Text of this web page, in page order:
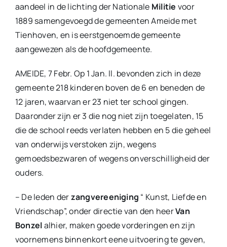
aandeel in de lichting der Nationale Militie voor
1889 samengevoegd de gemeenten Ameide met
Tienhoven, en is eerstgenoemde gemeente
aangewezen als de hoofdgemeente.
AMEIDE, 7 Febr. Op 1 Jan. ll. bevonden zich in deze
gemeente 218 kinderen boven de 6 en beneden de
12 jaren, waarvan er 23 niet ter school gingen.
Daaronder zijn er 3 die nog niet zijn toegelaten, 15
die de school reeds verlaten hebben en 5 die geheel
van onderwijs verstoken zijn, wegens
gemoedsbezwaren of wegens onverschilligheid der
ouders.
– De leden derzangvereeniging “ Kunst, Liefde en
Vriendschap”, onder directie van den heerVan
Bonzelalhier, maken goede vorderingen en zijn
voornemens binnenkort eene uitvoering te geven,